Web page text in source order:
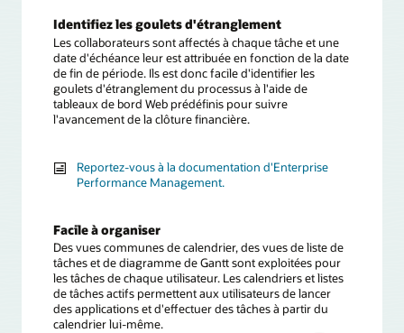
Identifiez les goulets d'étranglement
Les collaborateurs sont affectés à chaque tâche et une
date d'échéance leur est attribuée en fonction de la date
de fin de période. Ils est donc facile d'identifier les
goulets d'étranglement du processus à l'aide de
tableaux de bord Web prédéfinis pour suivre
l'avancement de la clôture financière.
Reportez-vous à la documentation d'Enterprise
Performance Management.
Facile à organiser
Des vues communes de calendrier, des vues de liste de
tâches et de diagramme de Gantt sont exploitées pour
les tâches de chaque utilisateur. Les calendriers et listes
de tâches actifs permettent aux utilisateurs de lancer
des applications et d'effectuer des tâches à partir du
calendrier lui-même.